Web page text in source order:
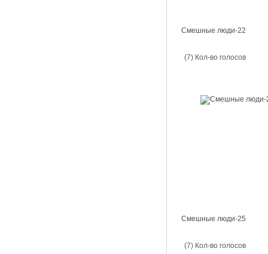
Смешные люди-22
(7) Кол-во голосов
Смешные люди-25
(7) Кол-во голосов